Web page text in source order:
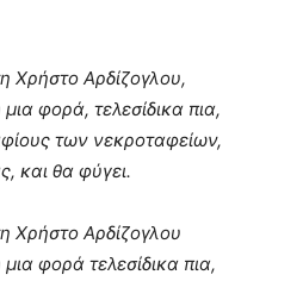
Χρήστο Αρδίζογλου,
φορά, τελεσίδικα πια,
των νεκροταφείων,
και θα φύγει.
Χρήστο Αρδίζογλου
φορά τελεσίδικα πια,